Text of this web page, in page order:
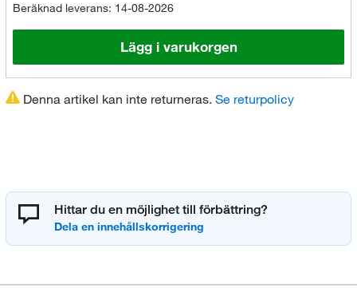
Beräknad leverans: 14-08-2026
Lägg i varukorgen
Denna artikel kan inte returneras. Se returpolicy
Hittar du en möjlighet till förbättring?